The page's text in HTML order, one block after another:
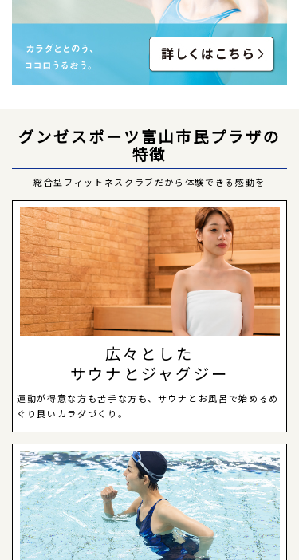
グンゼスポーツ富山市民プラザの
特徴
総合型フィットネスクラブだから体験できる感動を
広々とした
サウナとジャグジー
運動が得意な方も苦手な方も、サウナとお風呂で始めるめ
ぐり良いカラダづくり。